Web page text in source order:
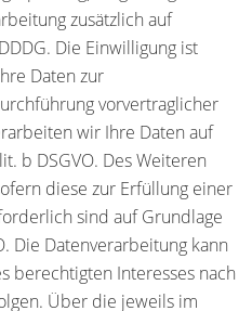
zusätzlich auf
Die Einwilligung ist
Daten zur
vorvertraglicher
wir Ihre Daten auf
b DSGVO. Des Weiteren
diese zur Erfüllung einer
sind auf Grundlage
Die Datenverarbeitung kann
berechtigten Interesses nach
Über die jeweils im